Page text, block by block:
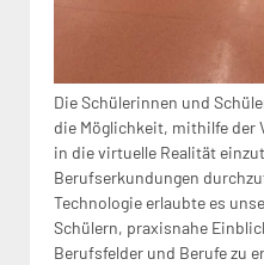
Die Schülerinnen und
die Möglichkeit, mithilfe der
in die virtuelle Realität
Berufserkundungen
Technologie erlaubte es
Schülern, praxisnahe
Berufsfelder und Berufe zu